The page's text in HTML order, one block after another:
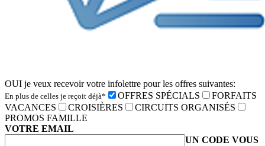
OUI je veux recevoir votre infolettre pour les offres suivantes:
En plus de celles je reçoit déjà* OFFRES SPÉCIALS
FORFAITS
VACANCES
CROISIÈRES
CIRCUITS ORGANISÉS
PROMOS FAMILLE
VOTRE EMAIL
UN CODE VOUS